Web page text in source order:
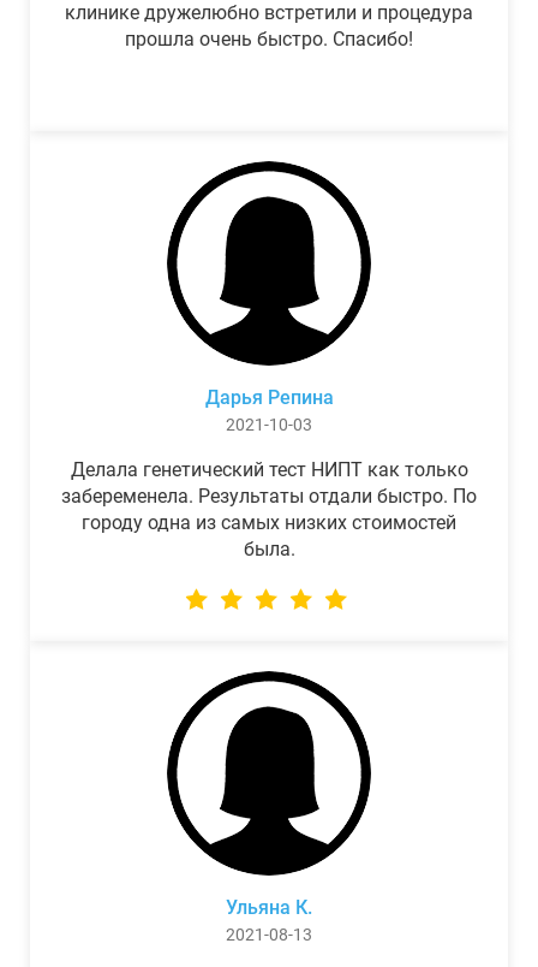
клинике дружелюбно встретили и процедура
прошла очень быстро. Спасибо!
Дарья Репина
2021-10-03
Делала генетический тест НИПТ как только
забеременела. Результаты отдали быстро. По
городу одна из самых низких стоимостей
была.
Ульяна К.
2021-08-13